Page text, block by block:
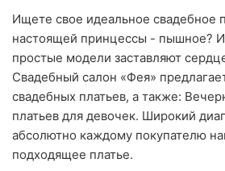
Ровно
Одесса
Киев
Харьков
Запорожье
Ищете свое идеальное свадебное
настоящей принцессы - пышное?
простые модели заставляют
Свадебный салон «Фея»
свадебных платьев, а также:
платьев для девочек. Широкий
абсолютно каждому покупателю
подходящее платье.